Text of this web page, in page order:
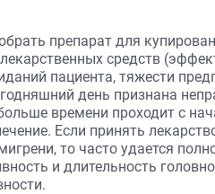
препарат для
средств
пациента, тяжести
день признана
времени проходит с
Если принять
то часто удается
и длительность